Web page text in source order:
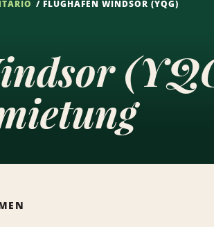
FLUGHAFEN WINDSOR (YQG)